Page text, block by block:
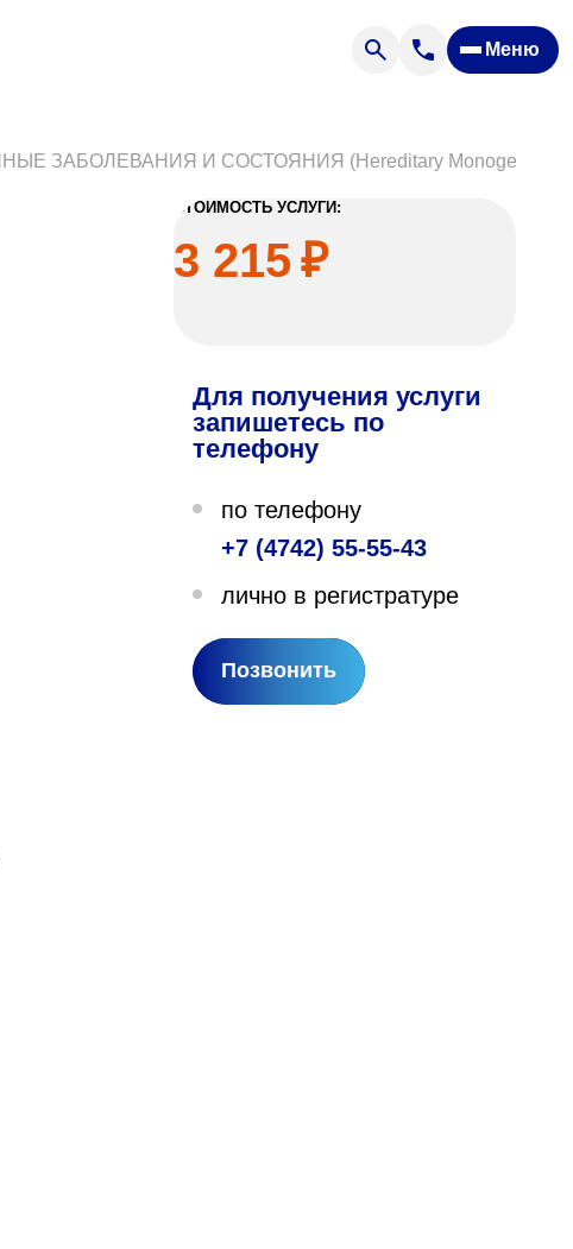
Меню
«Парус»
Плехановское лесничество,
ЗАБОЛЕВАНИЯ И СОСТОЯНИЯ (Hereditary Monogenic
СТОИМОСТЬ УСЛУГИ:
3 215₽
Для получения услуги
запишетесь по
телефону
по телефону
+7 (4742) 55-55-43
лично в регистратуре
Позвонить